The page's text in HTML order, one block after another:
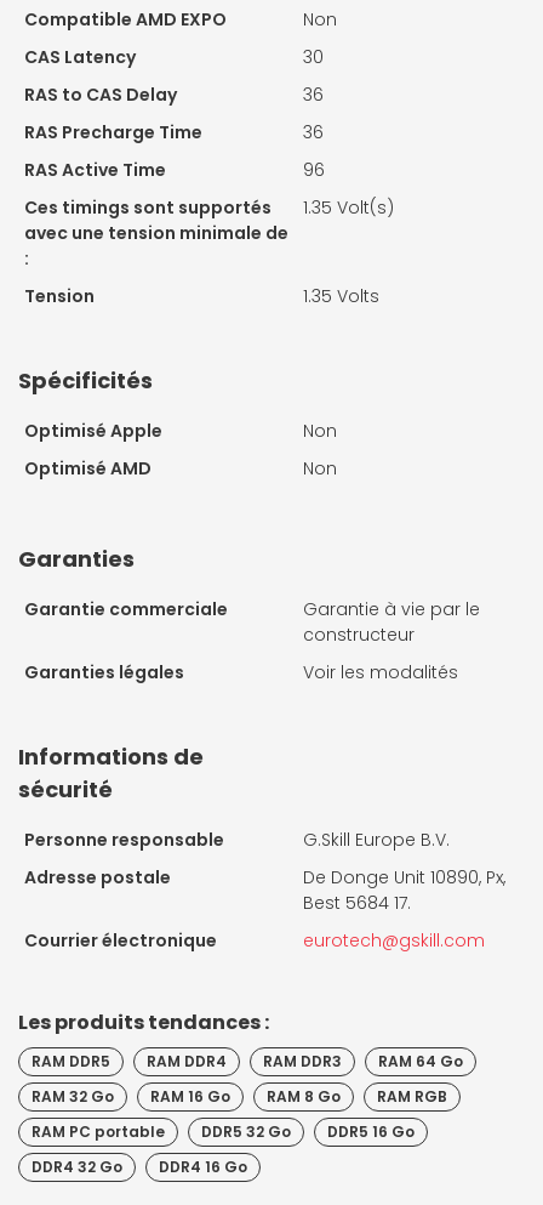
Compatible AMD EXPO
Non
CAS Latency
30
RAS to CAS Delay
36
RAS Precharge Time
36
RAS Active Time
96
Ces timings sont supportés
avec une tension minimale de
:
1.35 Volt(s)
Tension 1.35 Volts
Spécificités
Optimisé Apple
Non
Optimisé AMD
Non
Garanties
Garantie commerciale
Garantie à vie par le
constructeur
Garanties légales
Voir les modalités
Informations de
sécurité
Personne responsable
G.Skill Europe B.V.
Adresse postale
De Donge Unit 10890, Px,
Best 5684 17.
Courrier électronique
eurotech@gskill.com
Les produits tendances :
RAM DDR5 RAM DDR4 RAM DDR3
RAM 64 Go
RAM 32 Go
RAM 16 Go RAM 8 Go
RAM RGB
RAM PC portable
DDR5 32 Go
DDR5 16 Go
DDR4 32 Go
DDR4 16 Go